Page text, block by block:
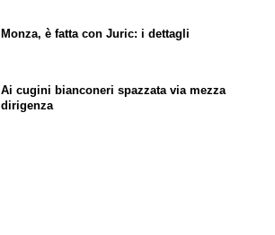
Monza, è fatta con Juric: i dettagli
Ai cugini bianconeri spazzata via mezza
dirigenza